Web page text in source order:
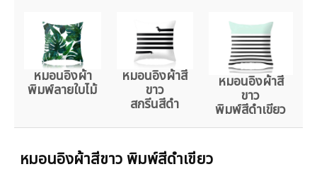
หมอนอิงผ้า
พิมพ์ลายใบไม้
หมอนอิงผ้าสี
ขาว
สกรีนสีดำ
หมอนอิงผ้าสี
ขาว
พิมพ์สีดำเขียว
หมอนอิงผ้าสีขาว พิมพ์สีดำเขียว